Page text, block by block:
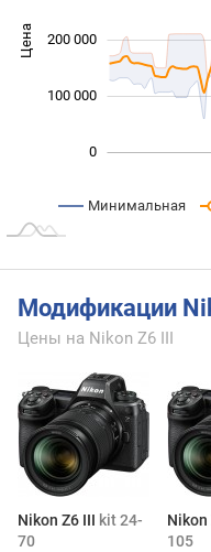
Цена 100 000
0
100 000
200 000
Минимальная
Модификации
Цены на Nikon Z6 III
Nikon Z6 III kit 24-
70
Nikon
105